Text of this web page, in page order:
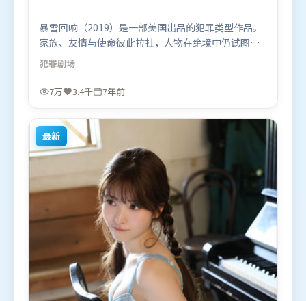
暴雪回响（2019）是一部美国出品的犯罪类型作品。
家族、友情与使命彼此拉扯，人物在绝境中仍试图守
住心中微光。叙事线索多线并进，最终在关键节点收
束。由朴赞郁执导，刘亦菲、胡歌、易烊千玺，艾米
莉·布朗特等联袂出演。影片于2019年5月12日（美
观看。
犯罪剧场
7万 3.4千 7年前
最新